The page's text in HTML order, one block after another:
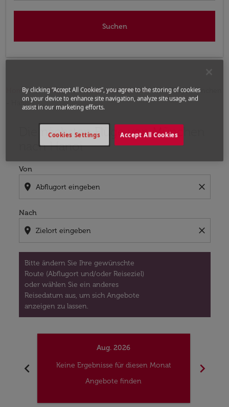
Suchen
Home Flüge Flüge nach Vietnam
Flüge München
- Hanoi
Die nächsten Flüge von München
nach Hanoi
Von
location_on close
Nach
location_on close
Bitte ändern Sie Ihre gewünschte
Route (Abflugort und/oder Reiseziel)
oder wählen Sie ein anderes
Reisedatum aus, um sich Angebote
anzeigen zu lassen.
Bitte ändern Sie Ihre gewünschte Route (Abflugort
chevron_left
Aug. 2026
Keine Ergebnisse für diesen Monat
Angebote finden
chevron_right
By clicking “Accept All Cookies”, you agree to the storing of cookies
on your device to enhance site navigation, analyze site usage, and
assist in our marketing efforts.
Accept All Cookies
Cookies Settings